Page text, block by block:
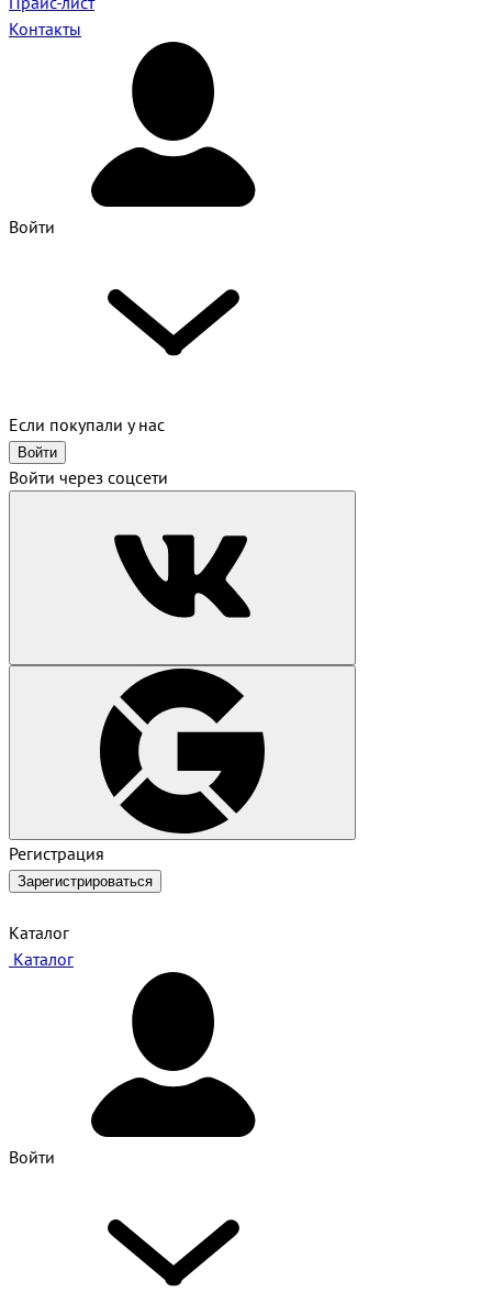
Контакты
Войти
Если покупали у нас
Войти
Войти через соцсети
Регистрация
Зарегистрироваться
Каталог
Каталог
Войти